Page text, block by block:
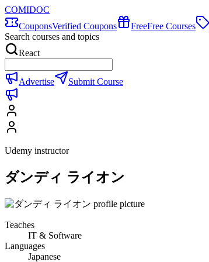
COMIDOC
CouponsVerified Coupons FreeFree Courses
Search courses and topics
React
Advertise Submit Course
Udemy instructor
ダンディ ライオン
Teaches
IT & Software
Languages
Japanese